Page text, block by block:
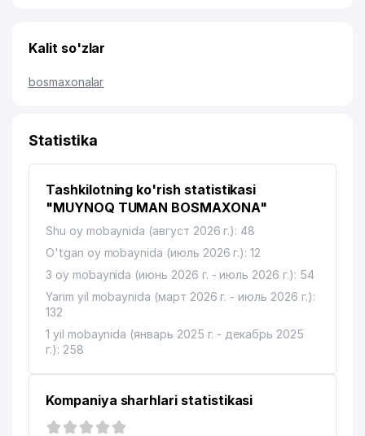
Kalit so'zlar
bosmaxonalar
Statistika
Tashkilotning ko'rish statistikasi
"MUYNOQ TUMAN BOSMAXONA"
Shu oy mobaynida (август 2026 г.): 48
O'tgan oy mobaynida (июль 2026 г.): 12
3 oy mobaynida (июнь 2026 г. - июль 2026 г.): 54
Yarim yil mobaynida (март 2026 г. - июль 2026 г.):
132
1 yil mobaynida (январь 2025 г. - декабрь 2025
г.): 258
Kompaniya sharhlari statistikasi